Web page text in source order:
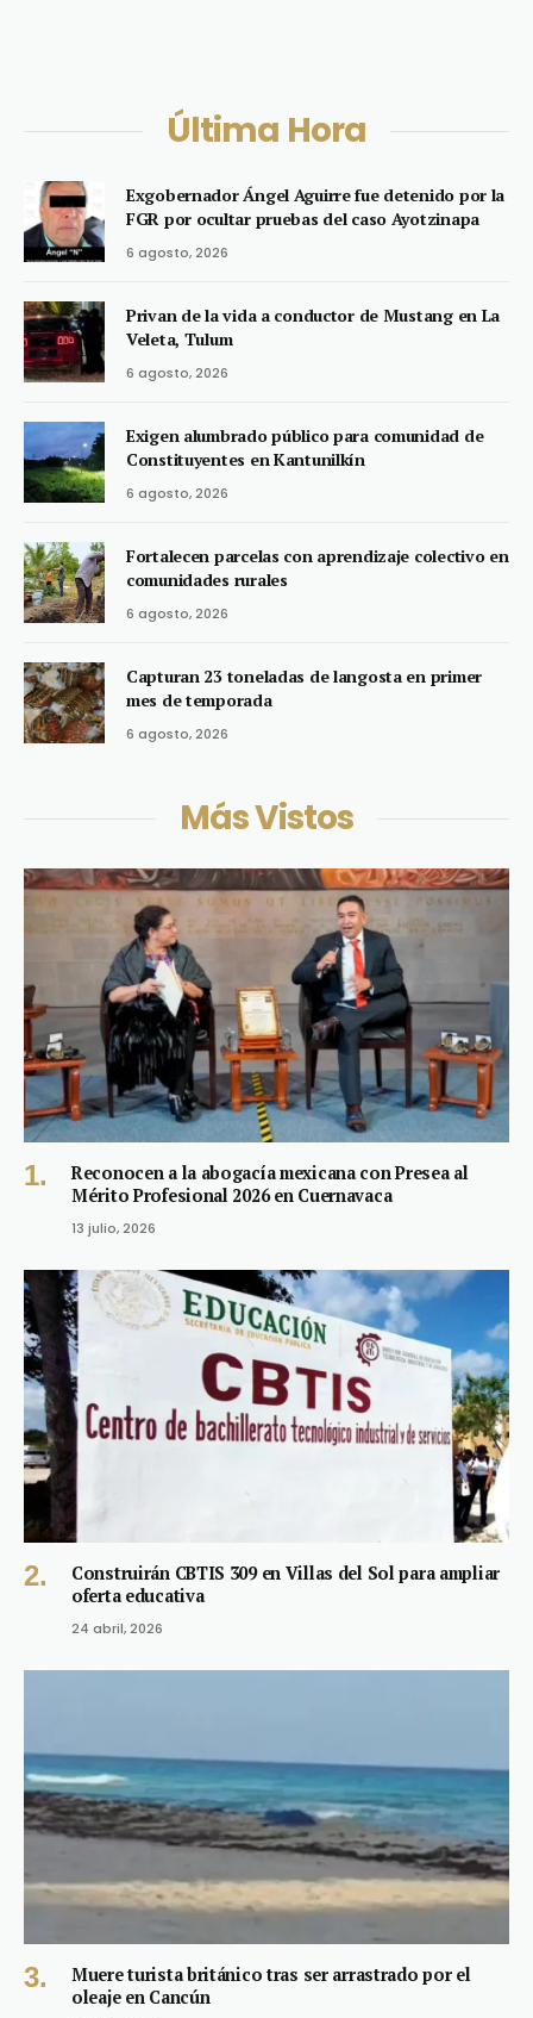
Última Hora
Exgobernador Ángel Aguirre fue detenido por la
FGR por ocultar pruebas del caso Ayotzinapa
6 agosto, 2026
Privan de la vida a conductor de Mustang en La
Veleta, Tulum
6 agosto, 2026
Exigen alumbrado público para comunidad de
Constituyentes en Kantunilkín
6 agosto, 2026
Fortalecen parcelas con aprendizaje colectivo en
comunidades rurales
6 agosto, 2026
Capturan 23 toneladas de langosta en primer
mes de temporada
6 agosto, 2026
Más Vistos
Reconocen a la abogacía mexicana con Presea al
Mérito Profesional 2026 en Cuernavaca
13 julio, 2026
Construirán CBTIS 309 en Villas del Sol para ampliar
oferta educativa
24 abril, 2026
Muere turista británico tras ser arrastrado por el
oleaje en Cancún